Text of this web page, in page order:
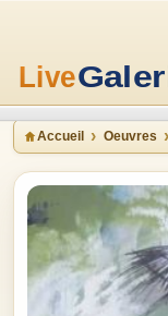
Accueil Oeuvres